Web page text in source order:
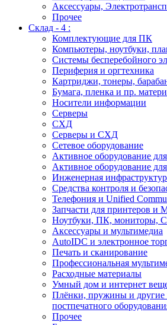
Аксессуары,
Прочее
Склад - 4 :
Комплектующие для ПК
Компьютеры, ноутбуки,
Системы бесперебойного
Периферия и оргтехника
Картриджи, тонеры,
Бумага, пленка и пр.
Носители информации
Серверы
СХД
Серверы и СХД
Сетевое оборудование
Активное оборудование
Активное оборудование
Инженерная
Средства контроля и
Телефония и Unified
Запчасти для принтеров и
Ноутбуки, ПК, мониторы,
Аксессуары и мультимедиа
AutoIDC и электронное
Печать и сканирование
Профессиональная
Расходные материалы
Умный дом и интернет
Плёнки, пружины и другие
постпечатного
Прочее